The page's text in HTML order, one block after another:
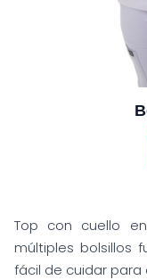
Top con cuello
múltiples bolsillos
fácil de cuidar para